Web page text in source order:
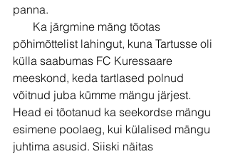
panna.
Ka järgmine mäng tõotas
põhimõttelist lahingut, kuna Tartusse oli
külla saabumas FC Kuressaare
meeskond, keda tartlased polnud
võitnud juba kümme mängu järjest.
Head ei tõotanud ka seekordse mängu
esimene poolaeg, kui külalised mängu
juhtima asusid. Siiski näitas